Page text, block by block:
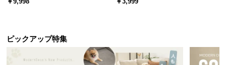
脚部は傾斜を付けたハの字型。安定感に優れてお
り、見た目もスタイリッシュなデザインです。
引き出し収納付き
ック オープンラック シンプル
ピックアップ特集